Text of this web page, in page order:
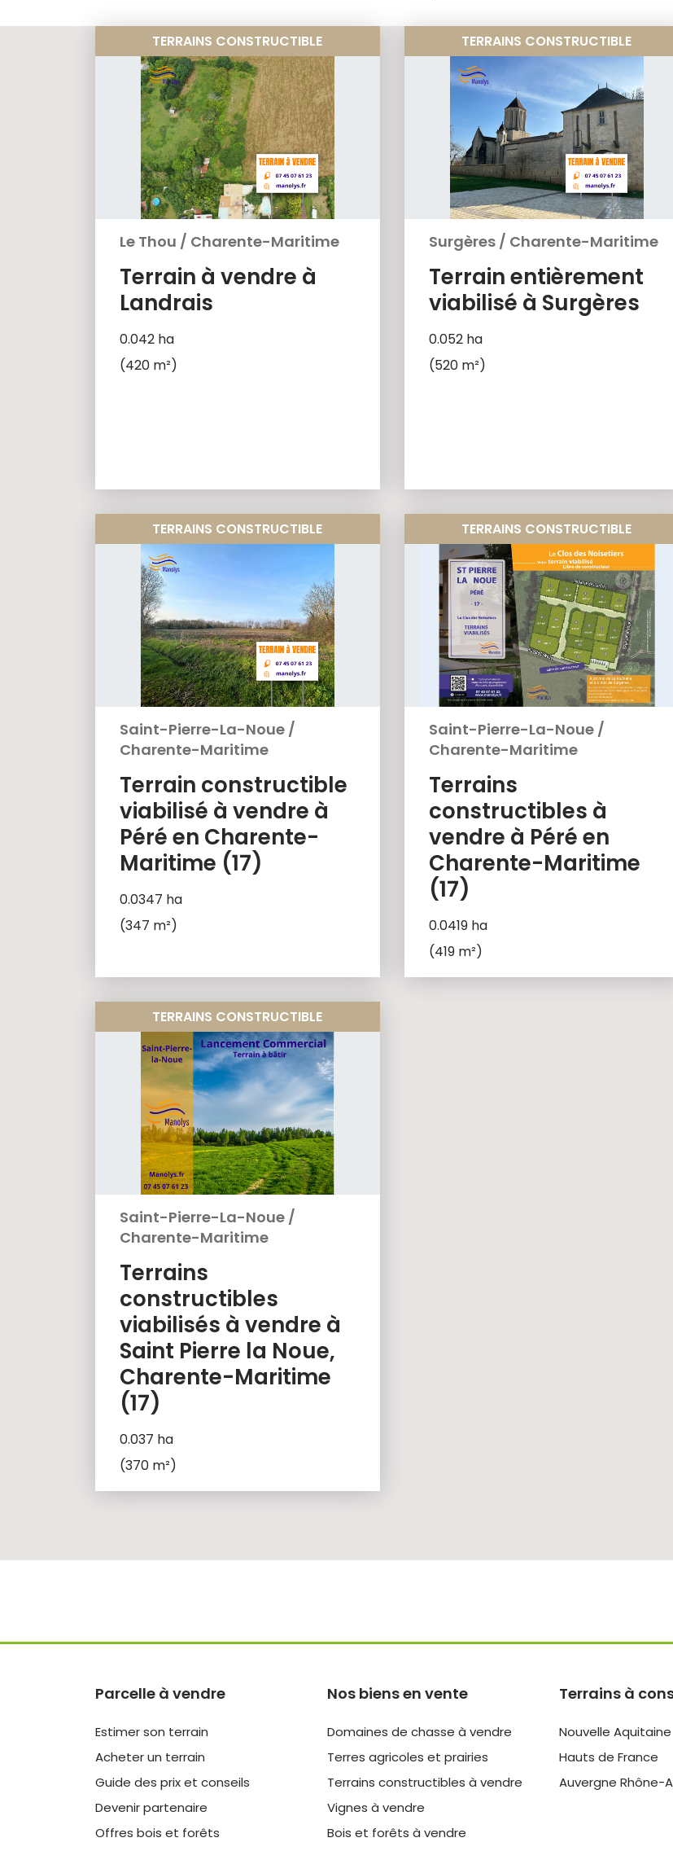
TERRAINS CONSTRUCTIBLE
Le Thou / Charente-Maritime
Terrain à vendre à
Landrais
0.042 ha
(420 m²)
TERRAINS CONSTRUCTIBLE
Surgères/ Charente-Maritime
Terrain entièrement
viabilisé à Surgères
0.052 ha
(520 m²)
TERRAINS CONSTRUCTIBLE
Saint-Pierre-La-Noue /
Charente-Maritime
Terrain constructible
viabilisé à vendre à
Péré en Charente-
Maritime (17)
0.0347 ha
(347 m²)
TERRAINS CONSTRUCTIBLE
Saint-Pierre-La-Noue/
Charente-Maritime
Terrains
constructibles à
vendre à Péré en
Charente-Maritime
(17)
0.0419 ha
(419 m²)
TERRAINS CONSTRUCTIBLE
Saint-Pierre-La-Noue /
Charente-Maritime
Terrains
constructibles
viabilisés à vendre à
Saint Pierre la Noue,
Charente-Maritime
(17)
0.037 ha
(370 m²)
Parcelle à vendre
Estimer son terrain
Acheter un terrain
Guide des prix et conseils
Devenir partenaire
Offres bois et forêts
Nos biens en vente
Domaines de chasse à vendre
Terres agricoles et prairies
Terrains constructibles à vendre
Vignes à vendre
Bois et forêts à vendre
Terrains à
Nouvelle Aquitaine
Hauts de France
Auvergne Rhône-